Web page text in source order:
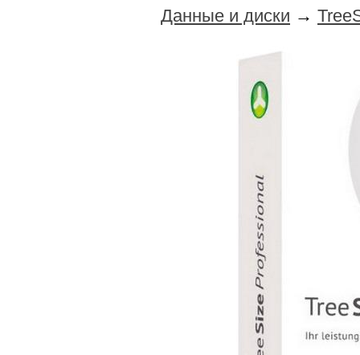
Данные и диски →